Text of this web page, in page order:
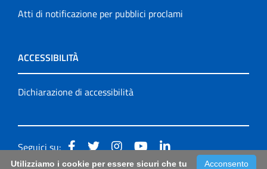
Atti di notificazione per pubblici proclami
ACCESSIBILITÀ
Dichiarazione di accessibilità
Seguici su:
Acconsento
Utilizziamo i cookie per essere sicuri che tu